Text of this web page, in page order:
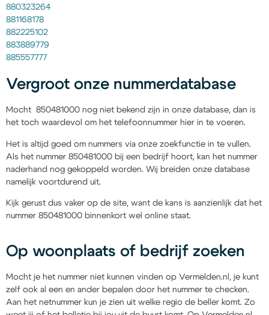
880323264
881168178
882225102
883889779
885557777
Vergroot onze nummerdatabase
Mocht 850481000 nog niet bekend zijn in onze database, dan is
het toch waardevol om het telefoonnummer hier in te voeren.
Het is altijd goed om nummers via onze zoekfunctie in te vullen.
Als het nummer 850481000 bij een bedrijf hoort, kan het nummer
naderhand nog gekoppeld worden. Wij breiden onze database
namelijk voortdurend uit.
Kijk gerust dus vaker op de site, want de kans is aanzienlijk dat het
nummer 850481000 binnenkort wel online staat.
Op woonplaats of bedrijf zoeken
Mocht je het nummer niet kunnen vinden op Vermelden.nl, je kunt
zelf ook al een en ander bepalen door het nummer te checken.
Aan het netnummer kun je zien uit welke regio de beller komt. Zo